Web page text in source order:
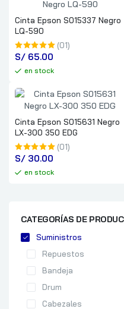
Cinta Epson S015337 Negro
LQ-590
(01)
S/ 65.00
en stock
Cinta Epson S015631 Negro
LX-300 350 EDG
(01)
S/ 30.00
en stock
CATEGORÍAS DE
Suministros
Repuestos
Bandeja
Drum
Cabezales